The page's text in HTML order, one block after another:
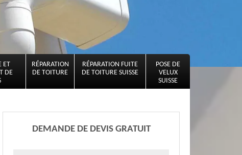
ET
DE
RÉPARATION
DE TOITURE
RÉPARATION FUITE
DE TOITURE SUISSE
POSE DE
VELUX
SUISSE
DEMANDE DE DEVIS GRATUIT